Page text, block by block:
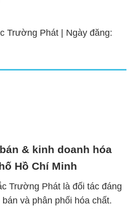
Trường Phát | Ngày đăng:
& kinh doanh hóa
Hồ Chí Minh
Trường Phát là đối tác đáng
và phân phối hóa chất.